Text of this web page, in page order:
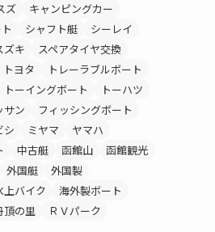
ズ
キャンピングカー
シャフト艇
シーレイ
ズキ
スペアタイヤ交換
トヨタ
トレーラブルボート
トーイングボート
トーハツ
サン
フィッシングボート
シ ミヤマ
ヤマハ
中古艇 函館山
函館観光
外国艇
外国製
上バイク
海外製ボート
頂の里 ＲＶパーク